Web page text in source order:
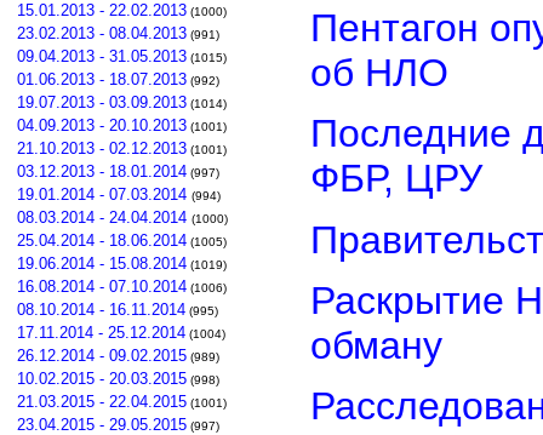
15.01.2013 - 22.02.2013 (1000)
23.02.2013 - 08.04.2013 (991)
09.04.2013 - 31.05.2013 (1015)
01.06.2013 - 18.07.2013 (992)
19.07.2013 - 03.09.2013 (1014)
04.09.2013 - 20.10.2013 (1001)
21.10.2013 - 02.12.2013 (1001)
03.12.2013 - 18.01.2014 (997)
19.01.2014 - 07.03.2014 (994)
08.03.2014 - 24.04.2014 (1000)
25.04.2014 - 18.06.2014 (1005)
19.06.2014 - 15.08.2014 (1019)
16.08.2014 - 07.10.2014 (1006)
08.10.2014 - 16.11.2014 (995)
17.11.2014 - 25.12.2014 (1004)
26.12.2014 - 09.02.2015 (989)
10.02.2015 - 20.03.2015 (998)
21.03.2015 - 22.04.2015 (1001)
23.04.2015 - 29.05.2015 (997)
Пентагон
об НЛО
Последние
ФБР, ЦРУ
Раскрытие
обману